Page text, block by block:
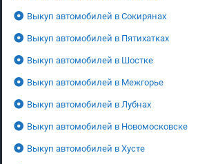
Выкуп автомобилей в Сокирянах
Выкуп автомобилей в Пятихатках
Выкуп автомобилей в Шостке
Выкуп автомобилей в Межгорье
Выкуп автомобилей в Лубнах
Выкуп автомобилей в Новомосковске
Выкуп автомобилей в Хусте